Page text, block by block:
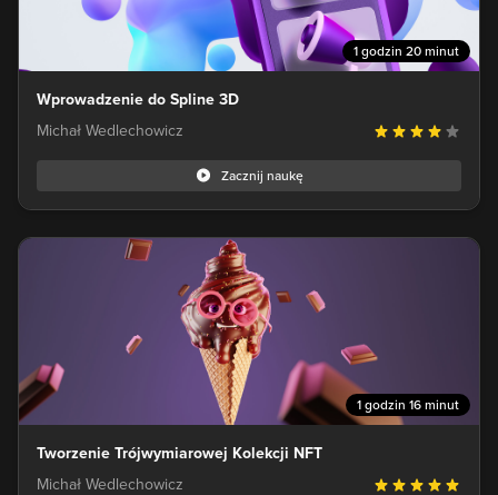
1 godzin 20 minut
Wprowadzenie do Spline 3D
Michał Wedlechowicz
Zacznij naukę
1 godzin 16 minut
Tworzenie Trójwymiarowej Kolekcji NFT
Michał Wedlechowicz